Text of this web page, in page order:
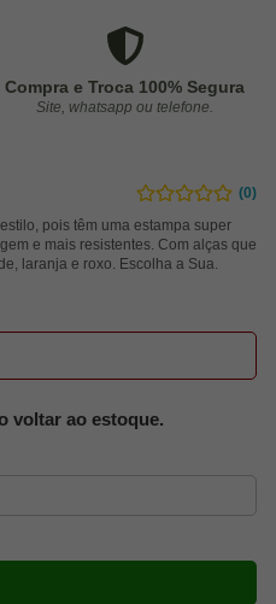
Compra e Troca 100% Segura
Site, whatsapp ou telefone.
(0)
pois têm uma estampa super
e mais resistentes. Com alças que
laranja e roxo. Escolha a Sua.
voltar ao estoque.